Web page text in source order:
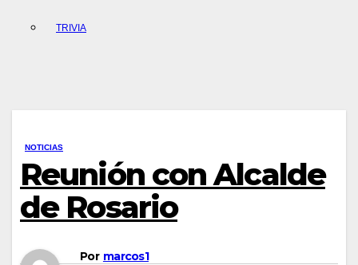
TRIVIA
NOTICIAS
Reunión con Alcalde
de Rosario
Por marcos1